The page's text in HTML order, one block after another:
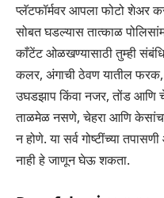
प्लॅटफॉर्मवर आपला फोटो शेअर
सोबत घडल्यास तात्काळ
काँटेंट ओळखण्यासाठी तुम्ही
कलर, अंगाची ठेवण यातील फरक,
उघडझाप किंवा नजर, तोंड आणि
ताळमेळ नसणे, चेहरा आणि
न होणे. या सर्व गोष्टींच्या
नाही हे जाणून घेऊ शकता.